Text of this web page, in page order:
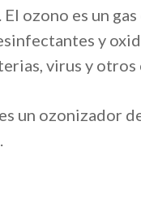
ozono es un
y
virus y otros
un ozonizador